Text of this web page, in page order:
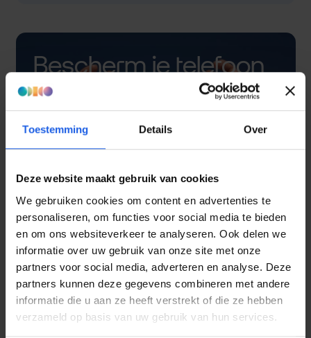
Toestemming Details Over
Deze website maakt gebruik van cookies
We gebruiken cookies om content en advertenties te
personaliseren, om functies voor social media te bieden
en om ons websiteverkeer te analyseren. Ook delen we
informatie over uw gebruik van onze site met onze
partners voor social media, adverteren en analyse. Deze
partners kunnen deze gegevens combineren met andere
informatie die u aan ze heeft verstrekt of die ze hebben
verzameld op basis van uw gebruik van hun services.
Bescherm je telefoon
met een hoesje